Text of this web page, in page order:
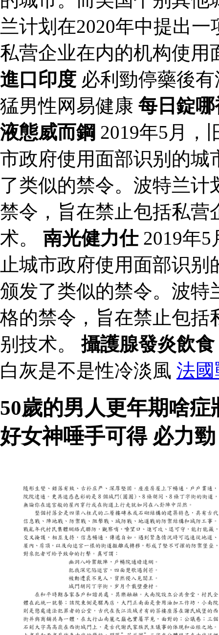
兰计划在2020年中提出
私营企业在内的机构使
進口印度 必利勁停藥後
猛男性网易健康 每日錠
液態威而鋼 2019年5月，
市政府使用面部识别的城
了类似的禁令。波特兰计
禁令，旨在禁止包括私营
术。 南光健力仕2019年5
止城市政府使用面部识
颁发了类似的禁令。波特
格的禁令，旨在禁止包括
别技术。攝護腺發炎飲食
白灰是不是性冷淡風 法
50歲的男人更年期啥
好女神唾手可得 必力勁